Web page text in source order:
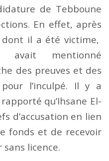
de Tebboune
En effet, après
il a été victime,
mentionné
des preuves et des
l’inculpé. Il y a
qu’Ihsane El-
d’accusation en lien
fonds et de recevoir
sans licence.